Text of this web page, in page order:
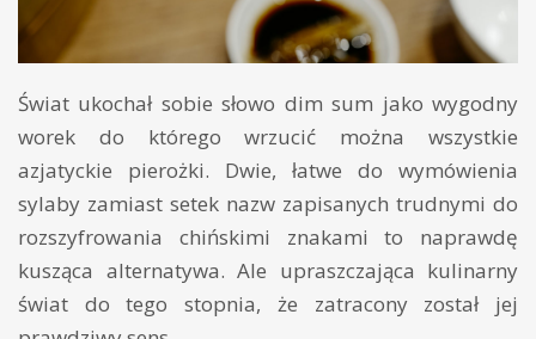
Świat ukochał sobie słowo dim sum jako wygodny
worek do którego wrzucić można wszystkie
azjatyckie pierożki. Dwie, łatwe do wymówienia
sylaby zamiast setek nazw zapisanych trudnymi do
rozszyfrowania chińskimi znakami to naprawdę
kusząca alternatywa. Ale upraszczająca kulinarny
świat do tego stopnia, że zatracony został jej